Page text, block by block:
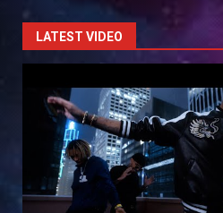
LATEST VIDEO